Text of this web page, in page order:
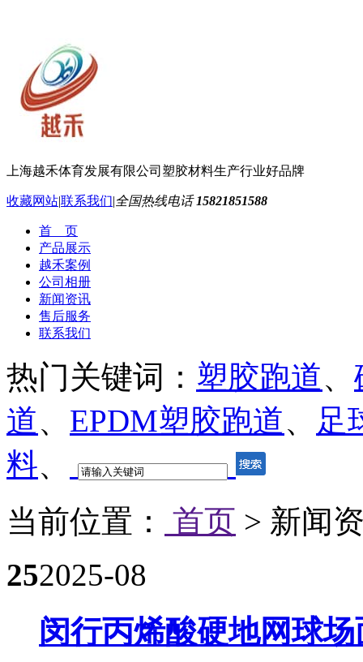
上海越禾体育发展有限公司 塑胶材料生产行业好品牌
收藏网站|联系我们|全国热线电话15821851588
首 页
产品展示
越禾案例
公司相册
新闻资讯
售后服务
联系我们
热门关键词： 塑胶跑道、
道、 EPDM塑胶跑道、 足
料、
当前位置：
首页 > 新闻
252025-08
闵行丙烯酸硬地网球